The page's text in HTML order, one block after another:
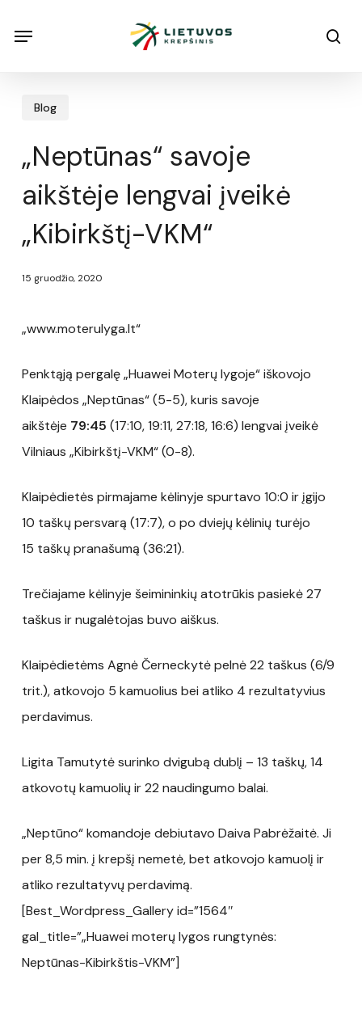
Menu
Blog
„Neptūnas“ savoje
aikštėje lengvai įveikė
„Kibirkštį-VKM“
15 gruodžio, 2020
„www.moterulyga.lt“
Penktąją pergalę „Huawei Moterų lygoje“ iškovojo
Klaipėdos „Neptūnas“ (5-5), kuris savoje
aikštėje 79:45 (17:10, 19:11, 27:18, 16:6) lengvai įveikė
Vilniaus „Kibirkštį-VKM“ (0-8).
Klaipėdietės pirmajame kėlinyje spurtavo 10:0 ir įgijo
10 taškų persvarą (17:7), o po dviejų kėlinių turėjo
15 taškų pranašumą (36:21).
Trečiajame kėlinyje šeimininkių atotrūkis pasiekė 27
taškus ir nugalėtojas buvo aiškus.
Klaipėdietėms Agnė Černeckytė pelnė 22 taškus (6/9
trit.), atkovojo 5 kamuolius bei atliko 4 rezultatyvius
perdavimus.
Ligita Tamutytė surinko dvigubą dublį – 13 taškų, 14
atkovotų kamuolių ir 22 naudingumo balai.
„Neptūno“ komandoje debiutavo Daiva Pabrėžaitė. Ji
per 8,5 min. į krepšį nemetė, bet atkovojo kamuolį ir
atliko rezultatyvų perdavimą.
[Best_Wordpress_Gallery id=”1564″
gal_title=”„Huawei moterų lygos rungtynės:
Neptūnas-Kibirkštis-VKM”]